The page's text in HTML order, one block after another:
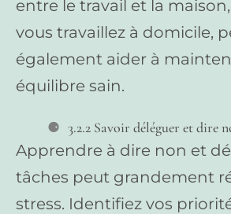
entre le travail et la
vous travaillez à domicile,
également aider à
équilibre sain.
3.2.2 Savoir déléguer et dire
Apprendre à dire non et
tâches peut grandement
stress. Identifiez vos